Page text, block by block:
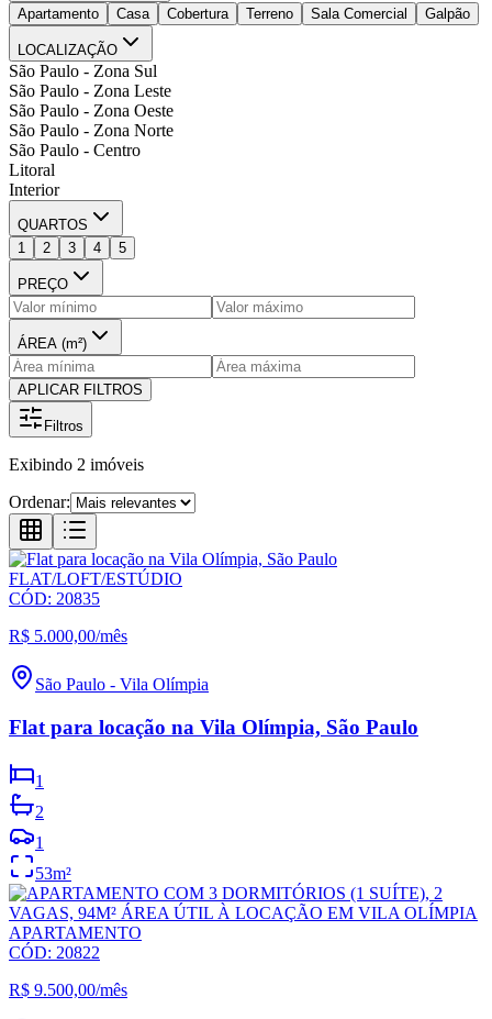
Apartamento
Casa Cobertura Terreno Sala Comercial Galpão
LOCALIZAÇÃO
São Paulo - Zona Sul
São Paulo - Zona Leste
São Paulo - Zona Oeste
São Paulo - Zona Norte
São Paulo - Centro
Litoral
Interior
QUARTOS
1
2 3 4 5
PREÇO
ÁREA (m²)
APLICAR FILTROS
Filtros
Exibindo 2 imóveis
Ordenar:
FLAT/LOFT/ESTÚDIO
CÓD: 20835
R$ 5.000,00/mês
São Paulo - Vila Olímpia
Flat para locação na Vila Olímpia, São Paulo
1
2
1
53m²
APARTAMENTO
CÓD: 20822
R$ 9.500,00/mês